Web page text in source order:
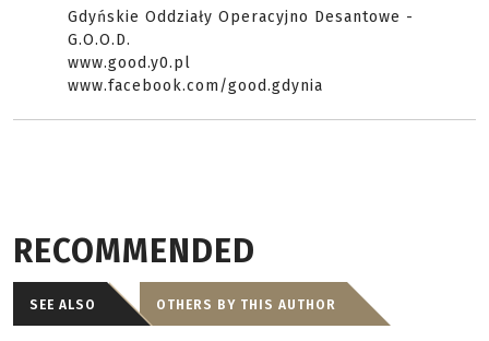
Gdyńskie Oddziały Operacyjno Desantowe -
G.O.O.D.
www.good.y0.pl
www.facebook.com/good.gdynia
RECOMMENDED
SEE ALSO OTHERS BY THIS AUTHOR